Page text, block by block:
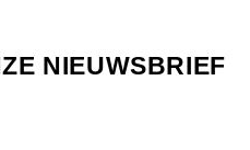
NIEUWSBRIEF